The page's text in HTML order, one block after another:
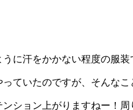
に汗をかかない程度の服装
っていたのですが、そんな
ンション上がりますねー！